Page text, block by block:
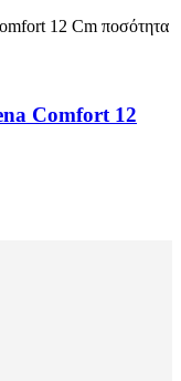
12 Cm ποσότητα
Comfort 12